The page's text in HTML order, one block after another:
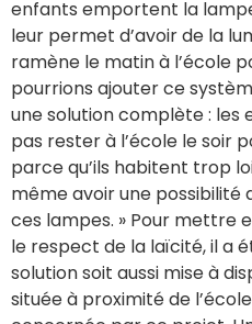
enfants emportent la
leur permet d’avoir de la
ramène le matin à l’école
pourrions ajouter ce
une solution complète : les
pas rester à l’école le soir
parce qu’ils habitent trop
même avoir une possibilité
ces lampes. » Pour mettre
le respect de la laïcité, il a
solution soit aussi mise à
située à proximité de